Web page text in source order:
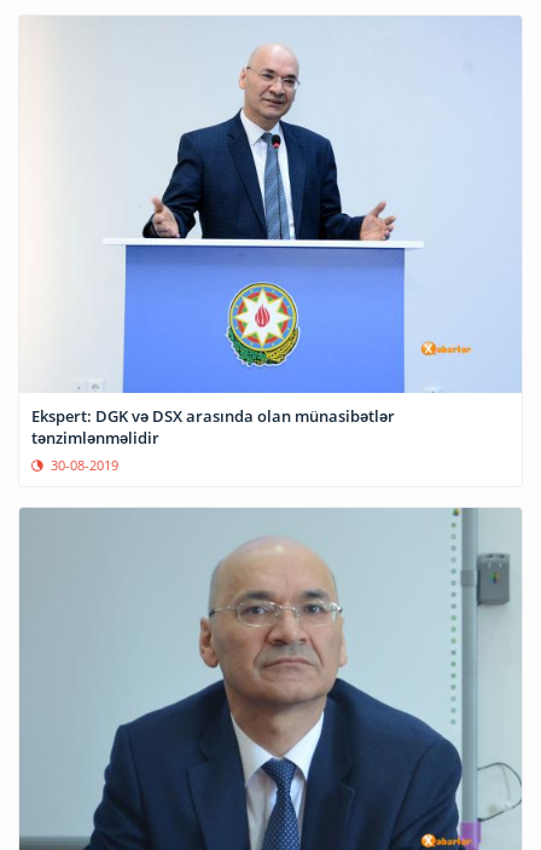
Ekspert: DGK və DSX arasında olan münasibətlər
tənzimlənməlidir
30-08-2019